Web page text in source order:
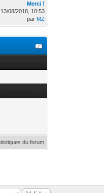
Merci !
13/08/2018, 10:53
par MZ
du forum